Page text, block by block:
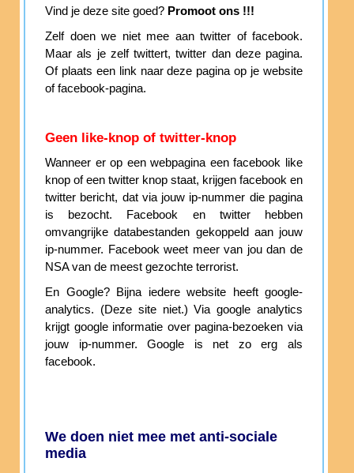
Vind je deze site goed? Promoot ons !!!
Zelf doen we niet mee aan twitter of facebook.
Maar als je zelf twittert, twitter dan deze pagina.
Of plaats een link naar deze pagina op je website
of facebook-pagina.
Geen like-knop of twitter-knop
Wanneer er op een webpagina een facebook like
knop of een twitter knop staat, krijgen facebook en
twitter bericht, dat via jouw ip-nummer die pagina
is bezocht. Facebook en twitter hebben
omvangrijke databestanden gekoppeld aan jouw
ip-nummer. Facebook weet meer van jou dan de
NSA van de meest gezochte terrorist.
En Google? Bijna iedere website heeft google-
analytics. (Deze site niet.) Via google analytics
krijgt google informatie over pagina-bezoeken via
jouw ip-nummer. Google is net zo erg als
facebook.
We doen niet mee met anti-sociale
media